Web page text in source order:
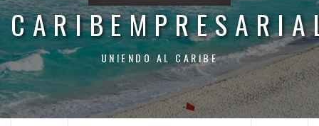
UNIENDO AL CARIBE